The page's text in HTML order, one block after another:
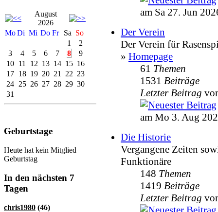
August
2026
MoDi Mi Do Fr Sa So
1
2
3
4 5 6 7 8
9
10 11 12 13 14 15 16
17 18 19 20 21 22 23
24 25 26 27 28 29 30
31
Geburtstage
Heute hat kein Mitglied
Geburtstag
In den nächsten 7
Tagen
chris1980 (46)
am Sa 27. Jun
Der Verein
Der Verein für
» Homepage
61 Themen
1531 Beiträge
Letzter Beitrag
am Mo 3. Aug
Die Historie
Vergangene Zeiten
Funktionäre
148 Themen
1419 Beiträge
Letzter Beitrag